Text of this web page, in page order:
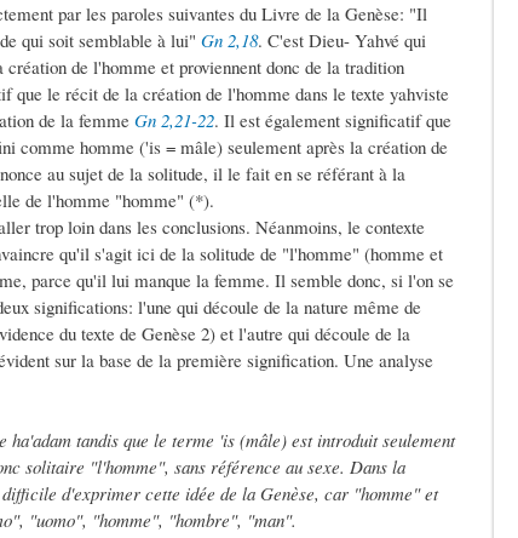
par les paroles suivantes du Livre de la Genèse: "Il
qui soit semblable à lui" Gn 2,18. C'est Dieu- Yahvé qui
de l'homme et proviennent donc de la tradition
que le récit de la création de l'homme dans le texte yahviste
de la femmeGn 2,21-22. Il est également significatif que
comme homme ('is = mâle) seulement après la création de
au sujet de la solitude, il le fait en se référant à la
de l'homme "homme" (*).
trop loin dans les conclusions. Néanmoins, le contexte
qu'il s'agit ici de la solitude de "l'homme" (homme et
parce qu'il lui manque la femme. Il semble donc, si l'on se
significations: l'une qui découle de la nature même de
du texte de Genèse 2) et l'autre qui découle de la
sur la base de la première signification. Une analyse
tandis que le terme 'is (mâle) est introduit seulement
solitaire "l'homme", sans référence au sexe. Dans la
d'exprimer cette idée de la Genèse, car "homme" et
"uomo", "homme", "hombre", "man".